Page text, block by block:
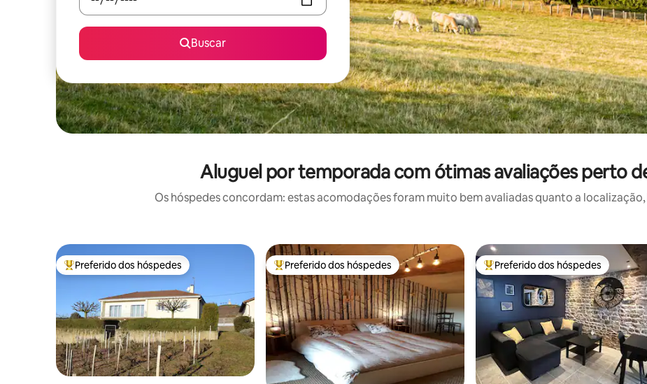
Buscar
Aluguel por temporada com ótimas avaliações perto
Os hóspedes concordam: estas acomodações foram muito bem avaliadas quanto a
Entre os melhores preferidos dos hóspedes
Preferido dos hóspedes Entre os melhores preferidos dos hóspedes
Preferido dos hóspedes Entre os melhores preferidos dos
Preferido dos hóspedes